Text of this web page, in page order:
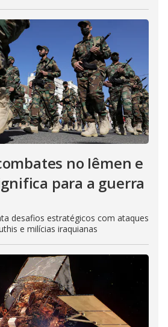
no Iêmen e
para a guerra
desafios estratégicos com ataques
e milícias iraquianas